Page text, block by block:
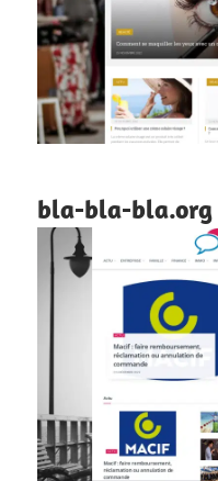
bla-bla-bla.org